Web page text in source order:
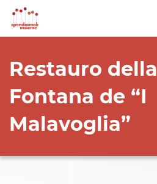
Restauro della
Fontana de “I
Malavoglia”